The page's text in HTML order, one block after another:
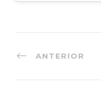
ANTERIOR